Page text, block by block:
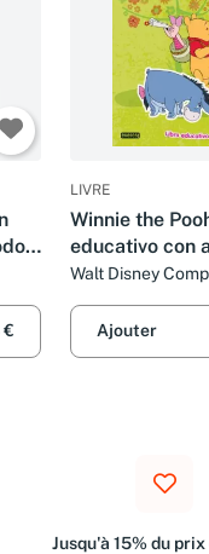
€
LIVRE
Winnie the
educativo con
pegatinas
Walt Disney
Ajouter
Jusqu'à 15% du